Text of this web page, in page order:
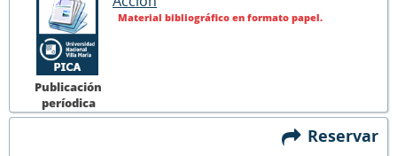
Publicación
períodica
Material bibliográfico en formato papel.
Reservar